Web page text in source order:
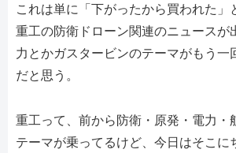
これは単に「下がったから買われた」
重工の防衛ドローン関連のニュースが
力とかガスタービンのテーマがもう一
だと思う。
重工って、前から防衛・原発・電力・
テーマが乗ってるけど、今日はそこに